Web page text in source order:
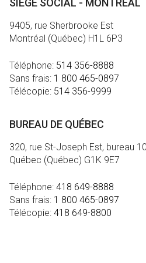
SIÈGE SOCIAL - MONTRÉAL
9405, rue Sherbrooke Est
Montréal (Québec) H1L 6P3
Téléphone: 514 356-8888
Sans frais: 1 800 465-0897
Télécopie: 514 356-9999
BUREAU DE QUÉBEC
320, rue St-Joseph Est, bureau
Québec (Québec) G1K 9E7
Téléphone: 418 649-8888
Sans frais: 1 800 465-0897
Télécopie: 418 649-8800